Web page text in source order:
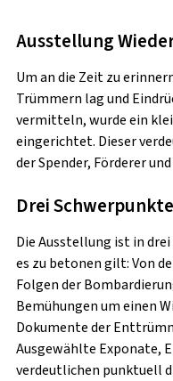
Lass deine
Ausstellung
Um an die Zeit zu
Trümmern lag und
vermitteln, wurde ein
eingerichtet. Dieser
der Spender, Förderer
Drei Schwerpunkte
Die Ausstellung ist in
es zu betonen gilt: Von
Folgen der
Bemühungen um einen
Dokumente der
Ausgewählte Exponate,
verdeutlichen punktuell